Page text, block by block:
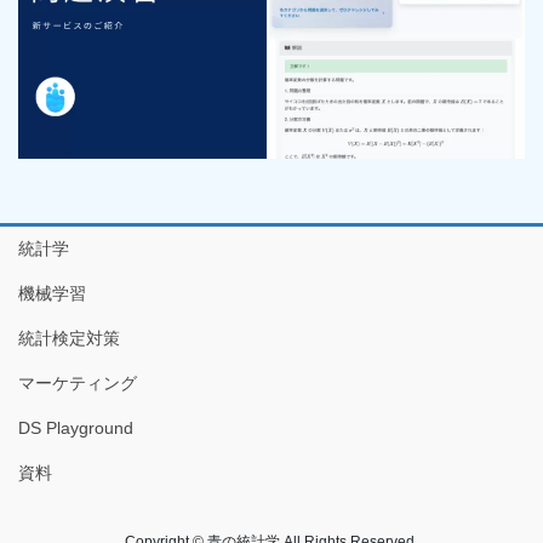
統計学
機械学習
統計検定対策
マーケティング
DS Playground
資料